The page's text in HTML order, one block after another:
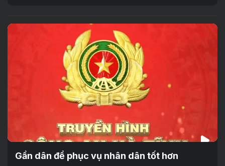
Gần dân để phục vụ nhân dân tốt hơn